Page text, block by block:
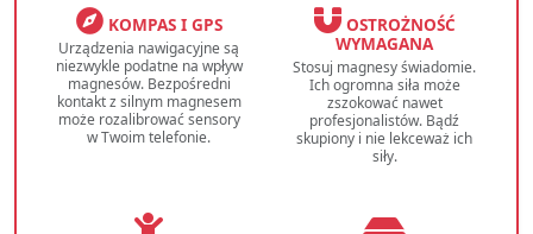
KOMPAS I GPS
Urządzenia nawigacyjne są
niezwykle podatne na wpływ
magnesów. Bezpośredni
kontakt z silnym magnesem
może rozalibrować sensory
w Twoim telefonie.
OSTROŻNOŚĆ
WYMAGANA
Stosuj magnesy świadomie.
Ich ogromna siła może
zszokować nawet
profesjonalistów. Bądź
skupiony i nie lekceważ ich
siły.